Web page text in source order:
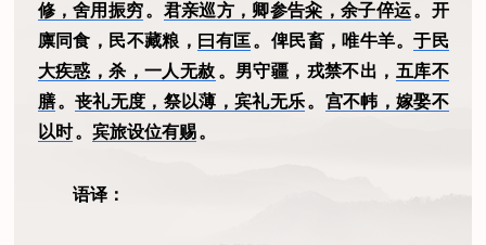
修，舍用振穷。 君亲巡方，卿参告籴，余子倅运。开
廪同食，民不藏粮， 曰有匡。俾民畜，唯牛羊。于民
大疾惑，杀，一人无赦 。男守疆，戎禁不出， 五库不
膳。丧礼无度，祭以薄，宾礼无乐。 宫不帏，嫁娶不
以时 。 宾旅设位有赐 。
语译：